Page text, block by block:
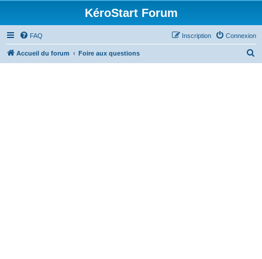
KéroStart Forum
FAQ Connexion
Inscription
Accueil du forum Foire aux questions